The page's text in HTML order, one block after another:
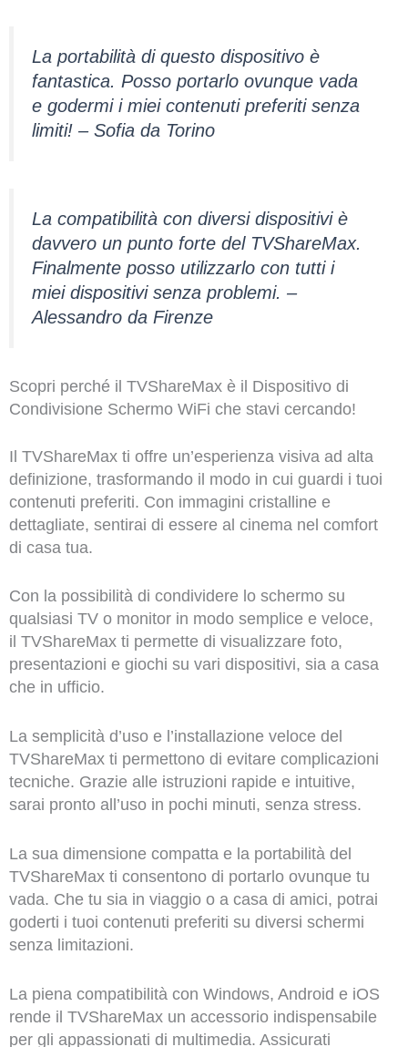
La portabilità di questo dispositivo è
fantastica. Posso portarlo ovunque vada
e godermi i miei contenuti preferiti senza
limiti! – Sofia da Torino
La compatibilità con diversi dispositivi è
davvero un punto forte del TVShareMax.
Finalmente posso utilizzarlo con tutti i
miei dispositivi senza problemi. –
Alessandro da Firenze
Scopri perché il TVShareMax è il Dispositivo di
Condivisione Schermo WiFi che stavi cercando!
Il TVShareMax ti offre un’esperienza visiva ad alta
definizione, trasformando il modo in cui guardi i tuoi
contenuti preferiti. Con immagini cristalline e
dettagliate, sentirai di essere al cinema nel comfort
di casa tua.
Con la possibilità di condividere lo schermo su
qualsiasi TV o monitor in modo semplice e veloce,
il TVShareMax ti permette di visualizzare foto,
presentazioni e giochi su vari dispositivi, sia a casa
che in ufficio.
La semplicità d’uso e l’installazione veloce del
TVShareMax ti permettono di evitare complicazioni
tecniche. Grazie alle istruzioni rapide e intuitive,
sarai pronto all’uso in pochi minuti, senza stress.
La sua dimensione compatta e la portabilità del
TVShareMax ti consentono di portarlo ovunque tu
vada. Che tu sia in viaggio o a casa di amici, potrai
goderti i tuoi contenuti preferiti su diversi schermi
senza limitazioni.
La piena compatibilità con Windows, Android e iOS
rende il TVShareMax un accessorio indispensabile
per gli appassionati di multimedia. Assicurati